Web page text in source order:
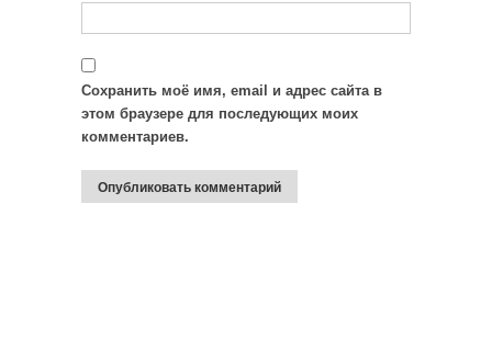
Сохранить моё имя, email и адрес сайта в
этом браузере для последующих моих
комментариев.